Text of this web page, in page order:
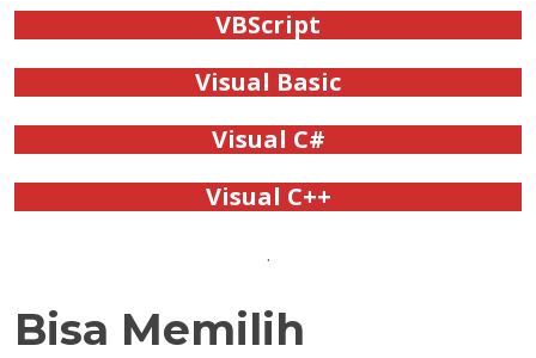
VBScript
Visual Basic
Visual C#
Visual C++
.
Bisa Memilih